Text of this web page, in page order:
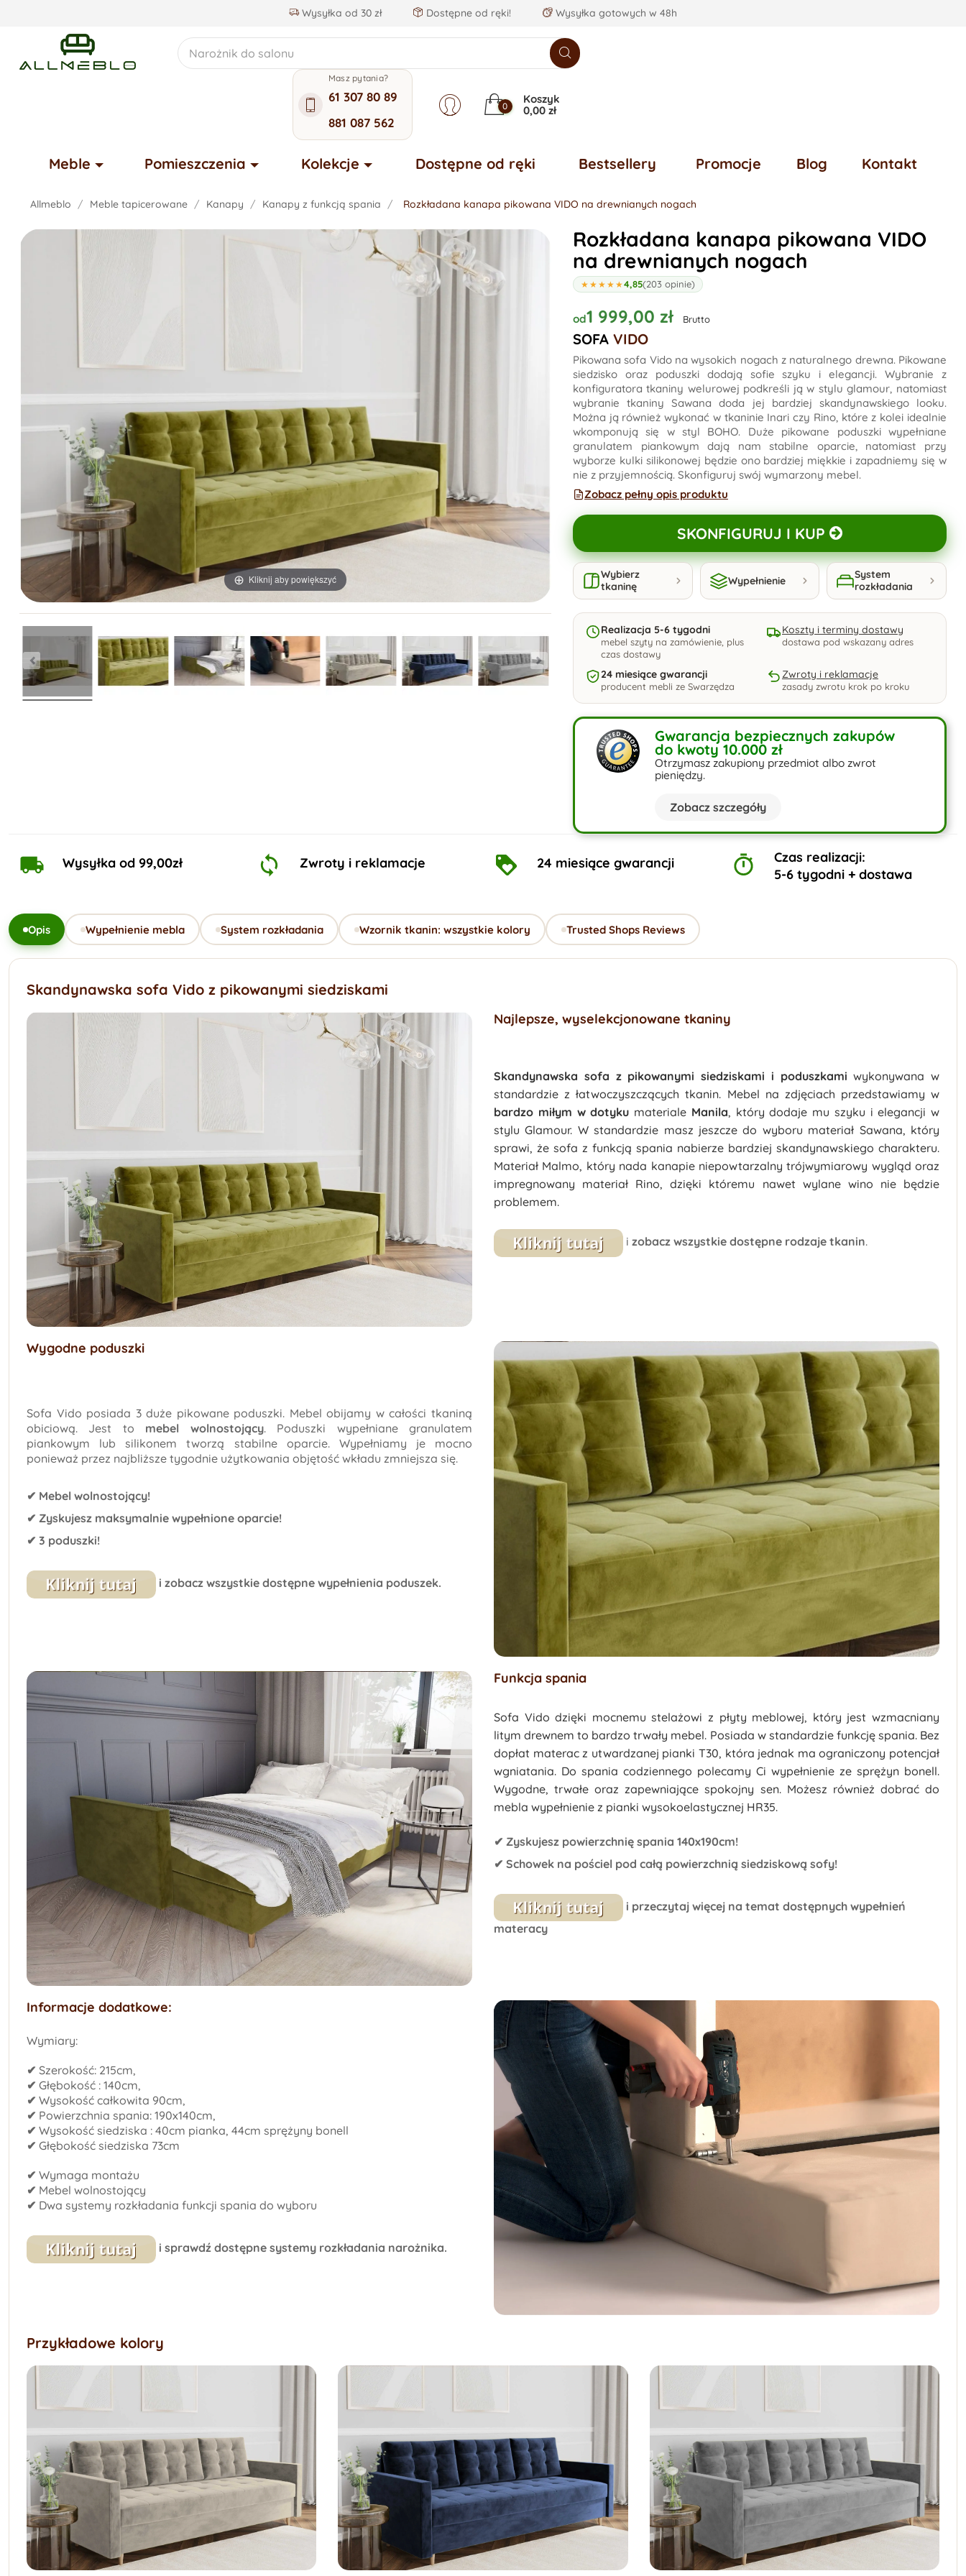
Wysyłka od 30 zł Dostępne od ręki! Wysyłka gotowych w 48h
Masz pytania?
61 307 80 89
881 087 562
0
Koszyk
0,00 zł
Meble Pomieszczenia Kolekcje Dostępne od ręki Bestsellery Promocje Blog Kontakt
Allmeblo Meble tapicerowane Kanapy Kanapy z funkcją spania Rozkładana kanapa pikowana VIDO na drewnianych nogach
Kliknij aby powiększyć
Rozkładana kanapa pikowana VIDO
na drewnianych nogach
★★★★★4,85(203 opinie)
od1 999,00 zł Brutto
SOFAVIDO
Pikowana sofa Vido na wysokich nogach z naturalnego drewna. Pikowane
siedzisko oraz poduszki dodają sofie szyku i elegancji. Wybranie z
konfiguratora tkaniny welurowej podkreśli ją w stylu glamour, natomiast
wybranie tkaniny Sawana doda jej bardziej skandynawskiego looku.
Można ją również wykonać w tkaninie Inari czy Rino, które z kolei idealnie
wkomponują się w styl BOHO. Duże pikowane poduszki wypełniane
granulatem piankowym dają nam stabilne oparcie, natomiast przy
wyborze kulki silikonowej będzie ono bardziej miękkie i zapadniemy się w
nie z przyjemnością. Skonfiguruj swój wymarzony mebel.
Zobacz pełny opis produktu
SKONFIGURUJ I KUP
Wybierz
tkaninę
Wypełnienie
System
rozkładania
Realizacja 5-6 tygodni
mebel szyty na zamówienie, plus
czas dostawy
Koszty i terminy dostawy
dostawa pod wskazany adres
24 miesiące gwarancji
producent mebli ze Swarzędza
Zwroty i reklamacje
zasady zwrotu krok po kroku
Gwarancja bezpiecznych zakupów
do kwoty 10.000 zł
Otrzymasz zakupiony przedmiot albo zwrot
pieniędzy.
Zobacz szczegóły
Wysyłka od 99,00zł Zwroty i reklamacje 24 miesiące gwarancji
Czas realizacji:
5-6 tygodni + dostawa
Opis Wypełnienie mebla System rozkładania Wzornik tkanin: wszystkie kolory Trusted Shops Reviews
Skandynawska sofa Vido z pikowanymi siedziskami
Najlepsze, wyselekcjonowane tkaniny
Skandynawska sofa z pikowanymi siedziskami i poduszkamiwykonywana w
standardzie z łatwoczyszczących tkanin. Mebel na zdjęciach przedstawiamy w
bardzo miłym w dotyku materiale Manila, który dodaje mu szyku i elegancji w
stylu Glamour. W standardzie masz jeszcze do wyboru materiał Sawana, który
sprawi, że sofa z funkcją spania nabierze bardziej skandynawskiego charakteru.
Materiał Malmo, który nada kanapie niepowtarzalny trójwymiarowy wygląd oraz
impregnowany materiał Rino, dzięki któremu nawet wylane wino nie będzie
problemem.
i zobacz wszystkie dostępne rodzaje tkanin.
Wygodne poduszki
Sofa Vido posiada 3 duże pikowane poduszki. Mebel obijamy w całości tkaniną
obiciową. Jest to mebel wolnostojący. Poduszki wypełniane granulatem
piankowym lub silikonem tworzą stabilne oparcie. Wypełniamy je mocno
ponieważ przez najbliższe tygodnie użytkowania objętość wkładu zmniejsza się.
✔ Mebel wolnostojący!
✔ Zyskujesz maksymalnie wypełnione oparcie!
✔ 3 poduszki!
i zobacz wszystkie dostępne wypełnienia poduszek.
Funkcja spania
Sofa Vido dzięki mocnemu stelażowi z płyty meblowej, który jest wzmacniany
litym drewnem to bardzo trwały mebel. Posiada w standardzie funkcję spania. Bez
dopłat materac z utwardzanej pianki T30, która jednak ma ograniczony potencjał
wgniatania. Do spania codziennego polecamy Ci wypełnienie ze sprężyn bonell.
Wygodne, trwałe oraz zapewniające spokojny sen. Możesz również dobrać do
mebla wypełnienie z pianki wysokoelastycznej HR35.
✔ Zyskujesz powierzchnię spania 140x190cm!
✔ Schowek na pościel pod całą powierzchnią siedziskową sofy!
i przeczytaj więcej na temat dostępnych wypełnień
materacy
Informacje dodatkowe:
Wymiary:
✔ Szerokość: 215cm,
✔ Głębokość : 140cm,
✔ Wysokość całkowita 90cm,
✔ Powierzchnia spania: 190x140cm,
✔ Wysokość siedziska : 40cm pianka, 44cm sprężyny bonell
✔ Głębokość siedziska 73cm
✔ Wymaga montażu
✔ Mebel wolnostojący
✔ Dwa systemy rozkładania funkcji spania do wyboru
i sprawdź dostępne systemy rozkładania narożnika.
Przykładowe kolory